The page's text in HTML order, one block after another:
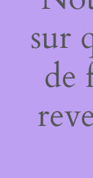
sur
de